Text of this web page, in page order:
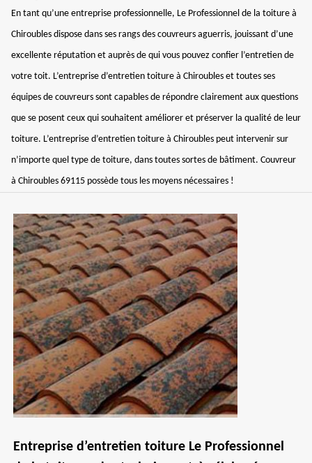
En tant qu’une entreprise professionnelle, Le Professionnel de la toiture à
Chiroubles dispose dans ses rangs des couvreurs aguerris, jouissant d’une
excellente réputation et auprès de qui vous pouvez confier l’entretien de
votre toit. L’entreprise d’entretien toiture à Chiroubles et toutes ses
équipes de couvreurs sont capables de répondre clairement aux questions
que se posent ceux qui souhaitent améliorer et préserver la qualité de leur
toiture. L’entreprise d’entretien toiture à Chiroubles peut intervenir sur
n’importe quel type de toiture, dans toutes sortes de bâtiment. Couvreur
à Chiroubles 69115 possède tous les moyens nécessaires !
Entreprise d’entretien toiture Le Professionnel